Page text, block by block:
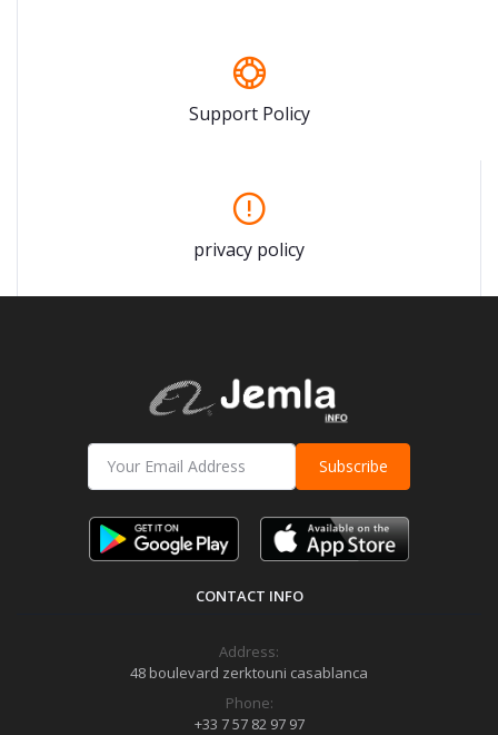
Support Policy
privacy policy
Subscribe
CONTACT INFO
Address:
48 boulevard zerktouni casablanca
Phone:
+33 7 57 82 97 97